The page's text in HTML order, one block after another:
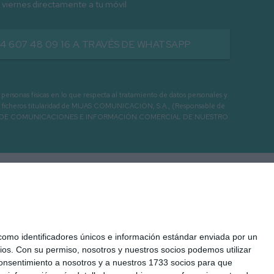
identificadores únicos e información estándar enviada por un
Con su permiso, nosotros y nuestros socios podemos utilizar
a nosotros y a nuestros 1733 socios para que
directamente a tu móvil
607 48 09 16 A TRAVÉS DE WHATSAPP
físicas en lo que respecta al tratamiento de datos personales y
titularidad de MIJAS COMUNICACIÓN, S.A., (Responsable de
COMUNICACIONES E INFORMACIÓN COMERCIAL DE NUESTRO